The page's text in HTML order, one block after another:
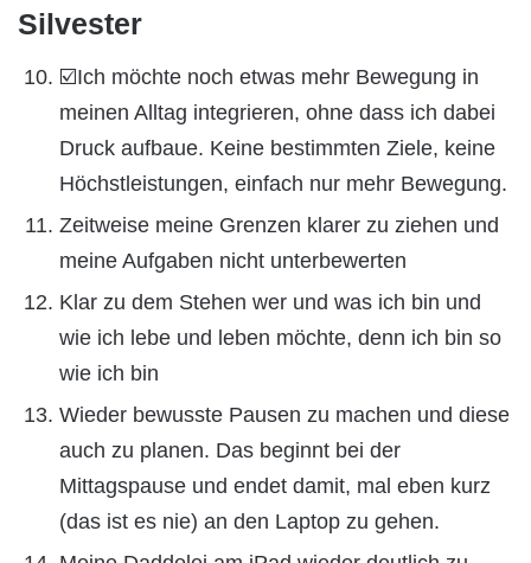
Silvester
☑️Ich möchte noch etwas mehr Bewegung in
meinen Alltag integrieren, ohne dass ich dabei
Druck aufbaue. Keine bestimmten Ziele, keine
Höchstleistungen, einfach nur mehr Bewegung.
Zeitweise meine Grenzen klarer zu ziehen und
meine Aufgaben nicht unterbewerten
Klar zu dem Stehen wer und was ich bin und
wie ich lebe und leben möchte, denn ich bin so
wie ich bin
Wieder bewusste Pausen zu machen und diese
auch zu planen. Das beginnt bei der
Mittagspause und endet damit, mal eben kurz
(das ist es nie) an den Laptop zu gehen.